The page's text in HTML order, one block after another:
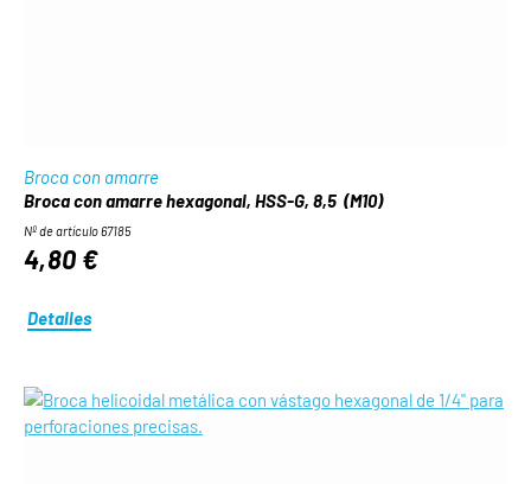
Broca con amarre
Broca con amarre hexagonal, HSS-G, 8,5 (M10)
Nº de artículo 67185
4,80 €
Detalles